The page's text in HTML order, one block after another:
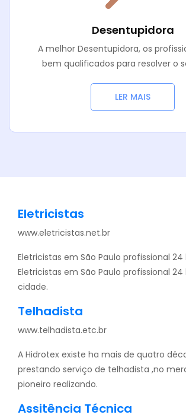
Desentupidora
A melhor Desentupidora, os
bem qualificados para resolver o
LER MAIS
Eletricistas
www.eletricistas.net.br
Eletricistas em São Paulo profissional 24
Eletricistas em São Paulo profissional
cidade.
Telhadista
www.telhadista.etc.br
A Hidrotex existe ha mais de quatro
prestando serviço de telhadista ,no
pioneiro realizando.
Assitência Técnica